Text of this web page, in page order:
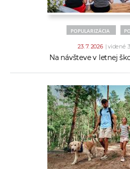
POPULARIZÁCIA
23. 7. 2026 | videné
Na návšteve v letnej